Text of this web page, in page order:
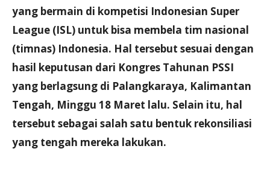
yang bermain di kompetisi Indonesian Super
League (ISL) untuk bisa membela tim nasional
(timnas) Indonesia. Hal tersebut sesuai dengan
hasil keputusan dari Kongres Tahunan PSSI
yang berlagsung di Palangkaraya, Kalimantan
Tengah, Minggu 18 Maret lalu. Selain itu, hal
tersebut sebagai salah satu bentuk rekonsiliasi
yang tengah mereka lakukan.